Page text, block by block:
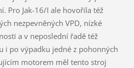
Pro Jak-16/I ale hovořila též
nezpevněných VPD, nízké
a v neposlední řadě též
i po výpadku jedné z pohonných
motorem měl tento stroj